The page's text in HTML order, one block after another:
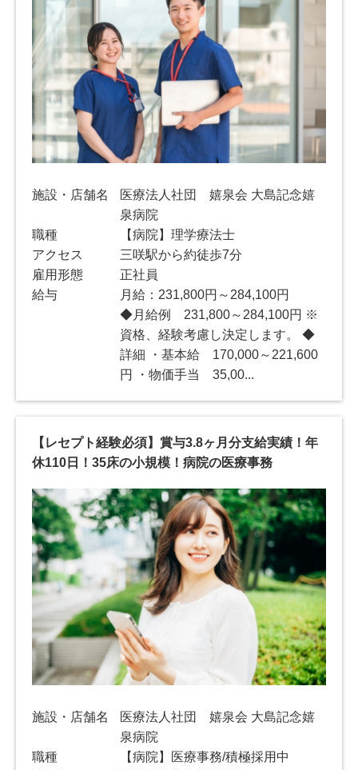
施設・店舗名
医療法人社団 嬉泉会 大島記念嬉
泉病院
職種
【病院】理学療法士
アクセス
三咲駅から約徒歩7分
雇用形態
正社員
給与
月給：231,800円～284,100円
◆月給例 231,800～284,100円 ※
資格、経験考慮し決定します。 ◆
詳細 ・基本給 170,000～221,600
円 ・物価手当 35,00...
【レセプト経験必須】賞与3.8ヶ月分支給実績！年
休110日！35床の小規模！病院の医療事務
施設・店舗名
医療法人社団 嬉泉会 大島記念嬉
泉病院
職種
【病院】医療事務/積極採用中